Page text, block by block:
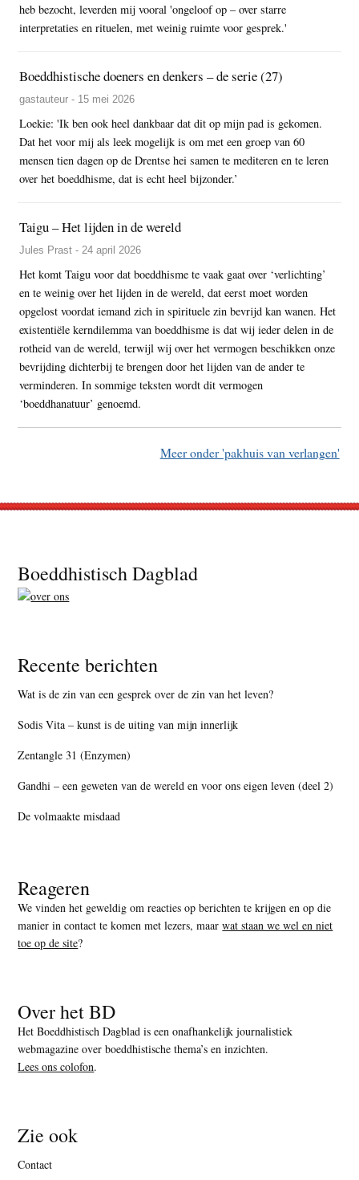
heb bezocht, leverden mij vooral 'ongeloof op – over starre
interpretaties en rituelen, met weinig ruimte voor gesprek.'
Boeddhistische doeners en denkers – de serie (27)
gastauteur - 15 mei 2026
Loekie: 'Ik ben ook heel dankbaar dat dit op mijn pad is gekomen.
Dat het voor mij als leek mogelijk is om met een groep van 60
mensen tien dagen op de Drentse hei samen te mediteren en te leren
over het boeddhisme, dat is echt heel bijzonder.’
Taigu – Het lijden in de wereld
Jules Prast - 24 april 2026
Het komt Taigu voor dat boeddhisme te vaak gaat over ‘verlichting’
en te weinig over het lijden in de wereld, dat eerst moet worden
opgelost voordat iemand zich in spirituele zin bevrijd kan wanen. Het
existentiële kerndilemma van boeddhisme is dat wij ieder delen in de
rotheid van de wereld, terwijl wij over het vermogen beschikken onze
bevrijding dichterbij te brengen door het lijden van de ander te
verminderen. In sommige teksten wordt dit vermogen
‘boeddhanatuur’ genoemd.
Meer onder 'pakhuis van verlangen'
Footer
Boeddhistisch Dagblad
Recente berichten
Wat is de zin van een gesprek over de zin van het leven?
Sodis Vita – kunst is de uiting van mijn innerlijk
Zentangle 31 (Enzymen)
Gandhi – een geweten van de wereld en voor ons eigen leven (deel 2)
De volmaakte misdaad
Reageren
We vinden het geweldig om reacties op berichten te krijgen en op die
manier in contact te komen met lezers, maarwat staan we wel en niet
toe op de site?
Over het BD
Het Boeddhistisch Dagblad is een onafhankelijk journalistiek
webmagazine over boeddhistische thema’s en inzichten.
Lees ons colofon.
Zie ook
Contact